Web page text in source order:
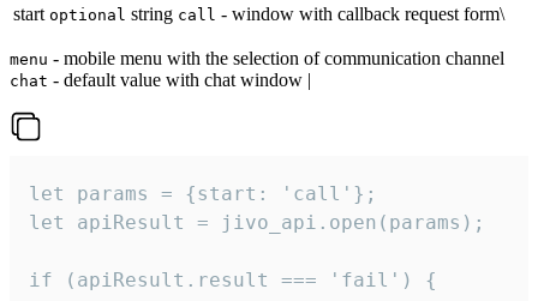
start optional string call - window with callback request form\
menu - mobile menu with the selection of communication channel
chat - default value with chat window |
let params = {start: 'call'};
let apiResult = jivo_api.open(params);
if (apiResult.result === 'fail') {